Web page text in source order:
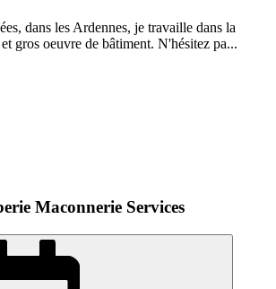
dans les Ardennes, je travaille dans la
gros oeuvre de bâtiment. N'hésitez pa...
Maconnerie Services